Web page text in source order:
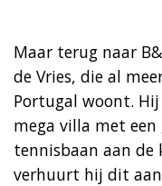
Maar terug naar
de Vries, die al
Portugal woont.
mega villa met
tennisbaan aan de
verhuurt hij dit aan